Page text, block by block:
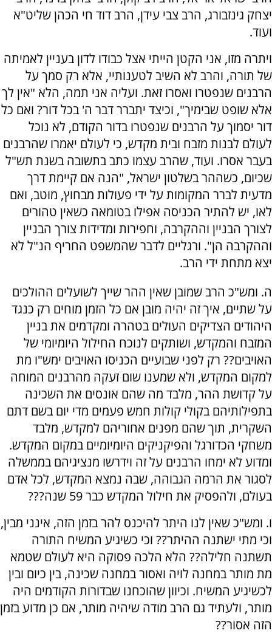
יצחק גינזבורג, הרב צבי עידן, הרב דוד חי הכהן שליט"א
ועוד.
ויתרה מזו, אני הקטן הייתי אצל כבודו לדון בעניין לאמיתה
של תורה, והרב לא השיב לטענותיי, אלא רק סמך על
הרבנים שנפטרו ואסרו זאת. ועליה אני תמה, הלא "אין לך
אלא שופט שבימיך", וכיצד יתברר דבר ה' בכל דור? ואם כל
דור יסמוך על הרבנים שנפטרו בדור הקודם, לא נוכל
לעולם לבנות מזבח ובית מקדש, כי לעולם יאמרו שהרבנים
בעבר אסרו. ועוד, שהרב עצמו כתב בתשובה בשנת תש"ל
שכיום, כשההר בשלטון ישראל, "הנה אם קיימת דרך
מדעית לברר המקומות על ידי פעולות מבחוץ, מוטב, ואם
לאו, יש להתיר הכניסה אפילו בטומאה כשאין טהורים
לצורך הבניין וההקרבה, וחפירות ומדידות צורך הבניין
וההקרבה הן". ורגליים לדבר שהמשפט החריף הנ"ל לא
יצא מתחת ידי הרב.
ה. ומש"כ הרב שמובן שאין ההר שייך לשועלים ההולכים
על שתיים, איך זה יהיה מובן אם כל הזמן מוחים רק כנגד
היהודים הצדיקים העולים בטהרה ומקדמים את בניין
המזבח והמקדש, ושותקים לנוכח החילול היומיומי של
האויבים?? רק לפני שבועיים הכניסו האויבים ימש"ו מת
למקום המקדש, ולא שמענו שום זעקה מהרבנים המוחה
על קדושת ההר, מלבד מה שהם אונסים את השכינה
בתפילותיהם בקולי קולות חמש פעמים מדי יום בשם דתם
השקרית, תוך שהם מפנים אחוריהם למקדש, מלבד
משחקי הכדורגל והפיקניקים היומיומיים במקום המקדש.
ומדוע לא ימחו הרבנים על זה וידרשו מנציגיהם בממשלה
לסגור את הרמה הגבוהה, שבה נמצא המקדש, לכל אדם
בעולם, ולהפסיק את חילול המקדש כבר 59 שנה???
ו. ומש"כ שאין לנו היתר להיכנס להר בזמן הזה, אינני מבין,
וכי מתי ישתנה ההיתר?? וכי כשיגיע המשיח התורה
תשתנה חלילה?? הלא הלכה פסוקה היא לעולם שטמא
מת מותר במחנה לויה ואסור במחנה שכינה, בין כיום ובין
לכשיגיע המשיח. וכיוון שהוכחנו שבדורות הקודמים היה
מותר, ולעתיד גם הרב מודה שיהיה מותר, אם כן מדוע בזמן
הזה אסור??